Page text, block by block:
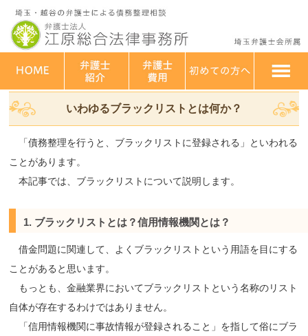
埼玉・越谷 弁護士法人江原総合法律事務所>債務整理の種類・比
いわゆるブラックリストとは何か？
いわゆるブラックリストとは何か？
「債務整理を行うと、ブラックリストに登録される」といわれる
ことがあります。
本記事では、ブラックリストについて説明します。
1. ブラックリストとは？信用情報機関とは？
借金問題に関連して、よくブラックリストという用語を目にする
ことがあると思います。
もっとも、金融業界においてブラックリストという名称のリスト
自体が存在するわけではありません。
「信用情報機関に事故情報が登録されること」を指して俗にブラ